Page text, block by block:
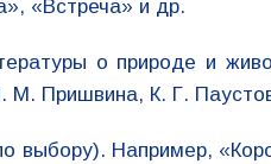
«Встреча» и др.
о природе и
Пришвина, К. Г.
выбору). Например,